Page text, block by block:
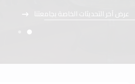
عرض آخر التحديثات الخاصة بجامعتنا